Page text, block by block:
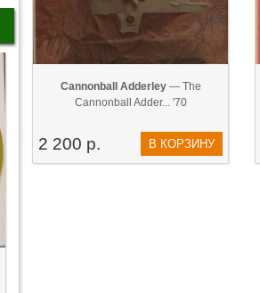
Cannonball Adderley— The
Cannonball Adder... '70
2 200 р. В КОРЗИНУ